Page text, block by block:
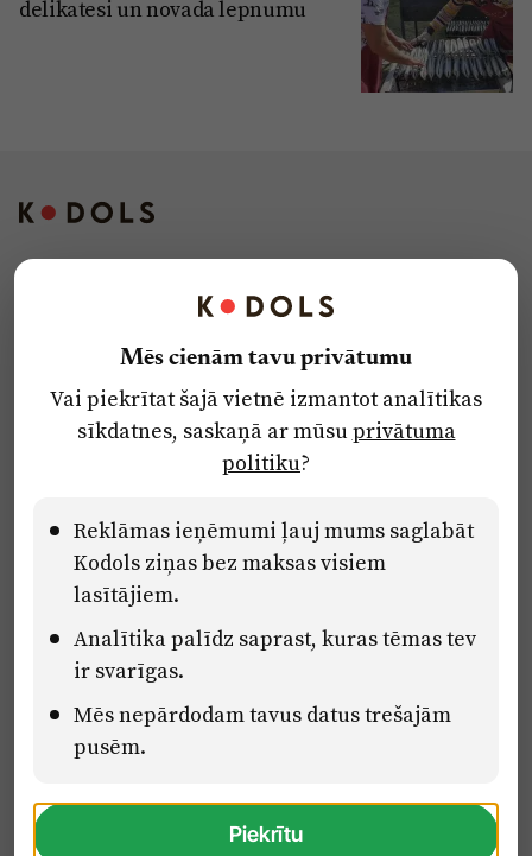
delikatesi un novada lepnumu
Privātuma politika
Ētikas kodekss
Pārredzamības paziņojumi
Eiropas Savienības Atveseļošanas un noturības mehānisma plāna
2.2. reformu un investīciju virziena “Uzņēmumu digitālā
transformācija un inovācijas” 2.2.1.5.i. investīcijas “Mediju nozares
uzņēmumu digitālās transformācijas veicināšana” pasākuma
“Mācības mediju nozares speciālistu digitālās kompetences un
zināšanu pilnveidošanai” projektā Latvijas Mediju nozares
kompetenču centrs (2.2.1.5.i.0/2/24/A/CFLA/001).
Mēs cienām tavu privātumu
Vai piekrītat šajā vietnē izmantot analītikas
sīkdatnes, saskaņā ar mūsuprivātuma
politiku?
Reklāmas ieņēmumi ļauj mums saglabāt
Kodols ziņas bez maksas visiem
lasītājiem.
Analītika palīdz saprast, kuras tēmas tev
ir svarīgas.
Mēs nepārdodam tavus datus trešajām
pusēm.
Piekrītu